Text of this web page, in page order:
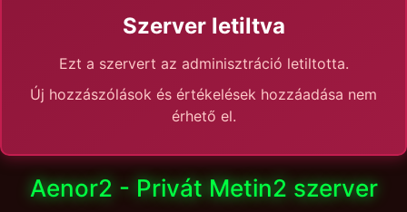
Szerver letiltva
Ezt a szervert az adminisztráció letiltotta.
Új hozzászólások és értékelések hozzáadása nem
érhető el.
Aenor2 - Privát Metin2 szerver